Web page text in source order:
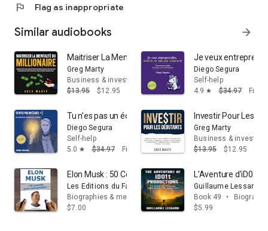
flag Flag as inappropriate
Similar audiobooks arrow_forward
Maitriser La Mentalité Du Millionaire: Comment
Greg Marty
Business & investing
$13.95
$12.95
Je veux
Diego Segura
Self-help
4.9 star $34.97 Free
Tu n’es pas un échec: Du fracas au succès sans limites
Diego Segura
Self-help
5.0 star $34.97 Free
Investir Pour Les
Greg Marty
Business & investing
$13.95
$12.95
Elon Musk : 50 Conseils pour entreprendre et réussir
Les Editions du Faré
Biographies & memoirs
$7.00
L’Aventure d’iD01t
Guillaume Lessard
Book 49
•
$5.99